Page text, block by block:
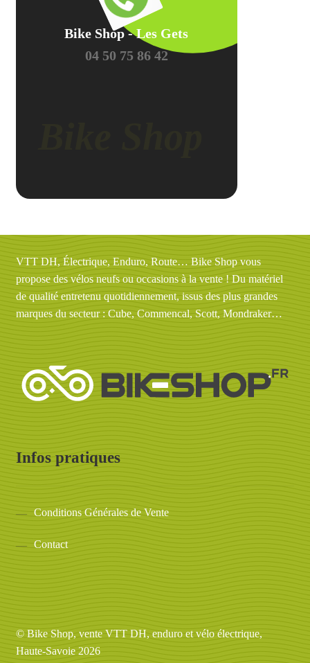
Bike Shop - Les Gets
04 50 75 86 42
VTT DH, Électrique, Enduro, Route… Bike Shop vous
propose des vélos neufs ou occasions à la vente ! Du matériel
de qualité entretenu quotidiennement, issus des plus grandes
marques du secteur : Cube, Commencal, Scott, Mondraker…
Infos pratiques
Conditions Générales de Vente
Contact
© Bike Shop, vente VTT DH, enduro et vélo électrique,
Haute-Savoie 2026